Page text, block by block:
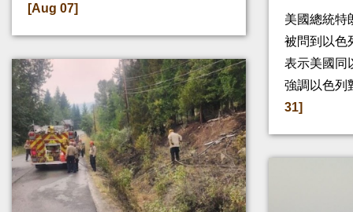
[Aug 07]
美國總統特
被問到以色
表示美國同
強調以色列
31]